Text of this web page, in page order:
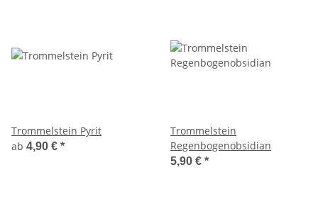
Trommelstein Pyrit
ab 4,90 € *
Trommelstein
Regenbogenobsidian
5,90 € *